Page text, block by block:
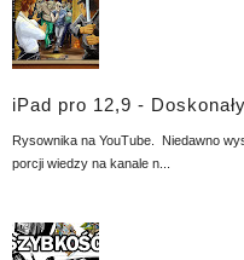
iPad pro 12,9 -
Rysownika na YouTube. Niedawno
porcji wiedzy na kanale n...